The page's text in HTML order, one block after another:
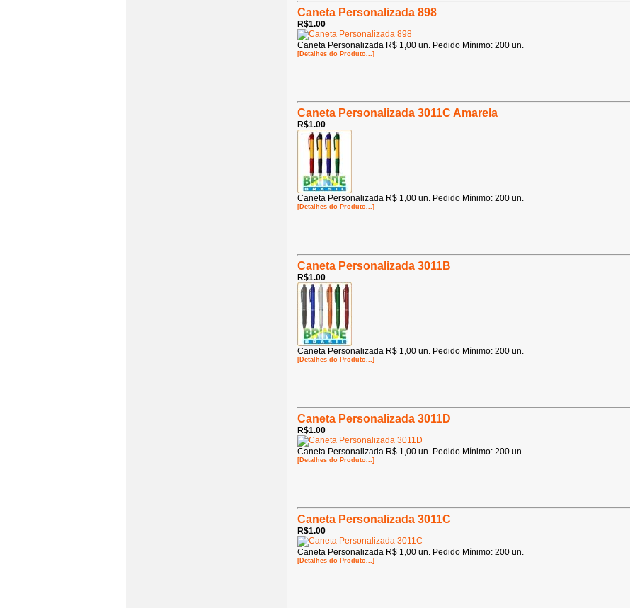
Caneta Personalizada 898
R$1.00
Caneta Personalizada R$ 1,00 un. Pedido Mínimo: 200 un.
[Detalhes do Produto...]
Caneta Personalizada 3011C Amarela
R$1.00
Caneta Personalizada R$ 1,00 un. Pedido Mínimo: 200 un.
[Detalhes do Produto...]
Caneta Personalizada 3011B
R$1.00
Caneta Personalizada R$ 1,00 un. Pedido Mínimo: 200 un.
[Detalhes do Produto...]
Caneta Personalizada 3011D
R$1.00
Caneta Personalizada R$ 1,00 un. Pedido Mínimo: 200 un.
[Detalhes do Produto...]
Caneta Personalizada 3011C
R$1.00
Caneta Personalizada R$ 1,00 un. Pedido Mínimo: 200 un.
[Detalhes do Produto...]